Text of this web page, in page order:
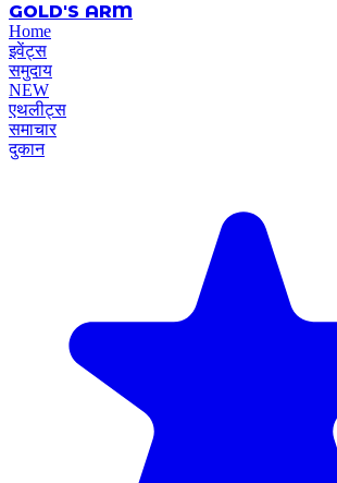
GOLD'S ARM
Home
इवेंट्स
समुदाय
NEW
एथलीट्स
समाचार
दुकान